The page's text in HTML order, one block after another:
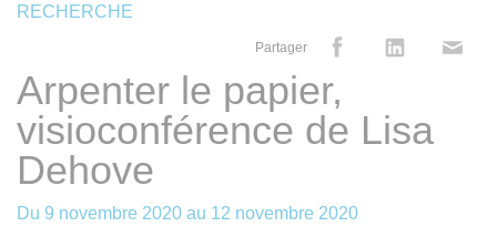
RECHERCHE
Partager
Arpenter le papier,
visioconférence de Lisa
Dehove
Du 9 novembre 2020 au 12 novembre 2020